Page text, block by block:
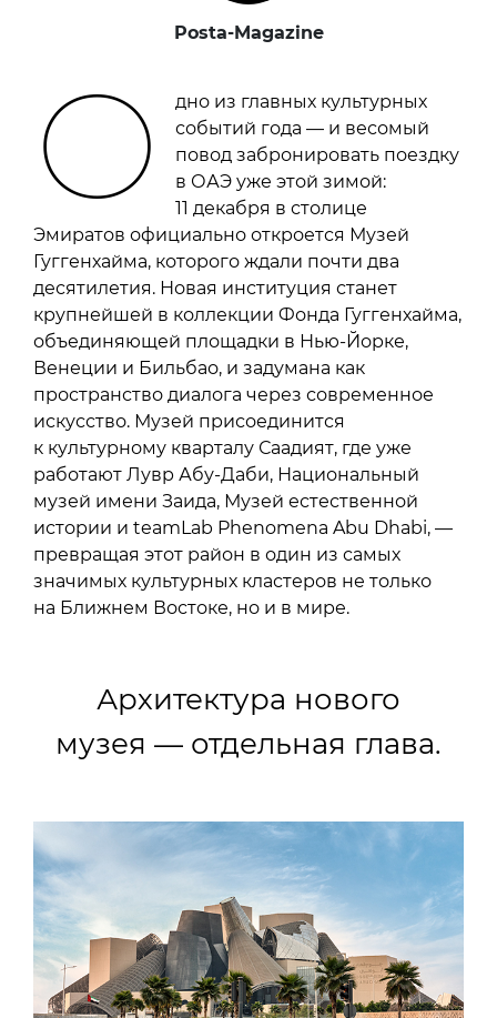
Posta-Magazine
О
дно из главных культурных
событий года — и весомый
повод забронировать поездку
в ОАЭ уже этой зимой:
11 декабря в столице
Эмиратов официально откроется Музей
Гуггенхайма, которого ждали почти два
десятилетия. Новая институция станет
крупнейшей в коллекции Фонда Гуггенхайма,
объединяющей площадки в Нью-Йорке,
Венеции и Бильбао, и задумана как
пространство диалога через современное
искусство. Музей присоединится
к культурному кварталу Саадият, где уже
работают Лувр Абу-Даби, Национальный
музей имени Заида, Музей естественной
истории и teamLab Phenomena Abu Dhabi, —
превращая этот район в один из самых
значимых культурных кластеров не только
на Ближнем Востоке, но и в мире.
Архитектура нового
музея — отдельная глава.